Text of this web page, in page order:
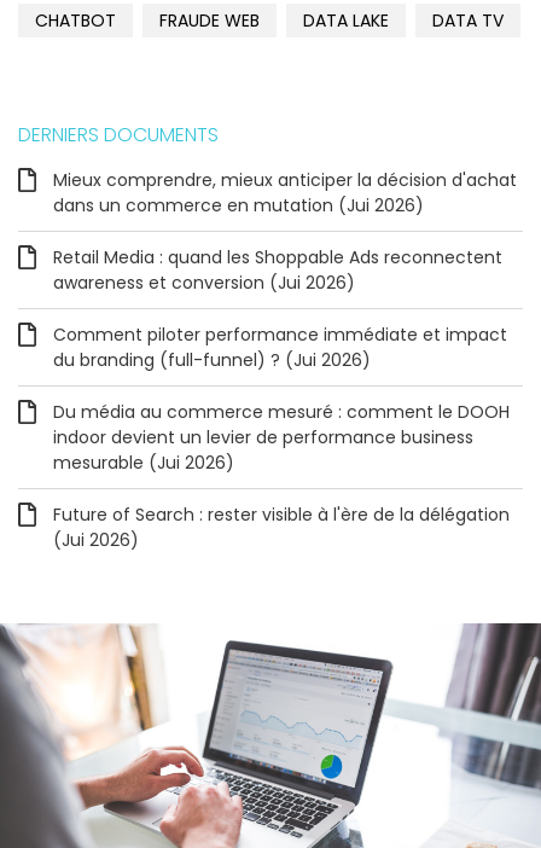
CHATBOT FRAUDE WEB DATA LAKE DATA TV
DERNIERS DOCUMENTS
Mieux comprendre, mieux anticiper la décision d'achat
dans un commerce en mutation (Jui 2026)
Retail Media : quand les Shoppable Ads reconnectent
awareness et conversion (Jui 2026)
Comment piloter performance immédiate et impact
du branding (full-funnel) ? (Jui 2026)
Du média au commerce mesuré : comment le DOOH
indoor devient un levier de performance business
mesurable (Jui 2026)
Future of Search : rester visible à l'ère de la délégation
(Jui 2026)